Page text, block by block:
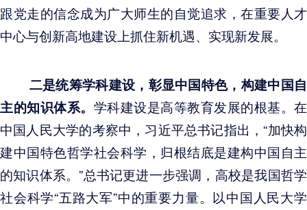
跟党走的信念成为广大师生的自觉追求，在重要人才
中心与创新高地建设上抓住新机遇、实现新发展。
二是统筹学科建设，彰显中国特色，构建中国自
主的知识体系。 学科建设是高等教育发展的根基。在
中国人民大学的考察中，习近平总书记指出，“加快构
建中国特色哲学社会科学，归根结底是建构中国自主
的知识体系。”总书记更进一步强调，高校是我国哲学
社会科学“五路大军”中的重要力量。以中国人民大学